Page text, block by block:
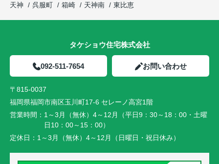
天神
呉服町 箱崎 天神南 東比恵
タケショウ住宅株式会社
092-511-7654 お問い合わせ
〒815-0037
福岡県福岡市南区玉川町17-6 セレーノ高宮1階
営業時間： 1～3月（無休）4～12月（平日9：30～18：00・土曜
日10：00～15：00）
定休日： 1～3月（無休）4～12月（日曜日・祝日休み）